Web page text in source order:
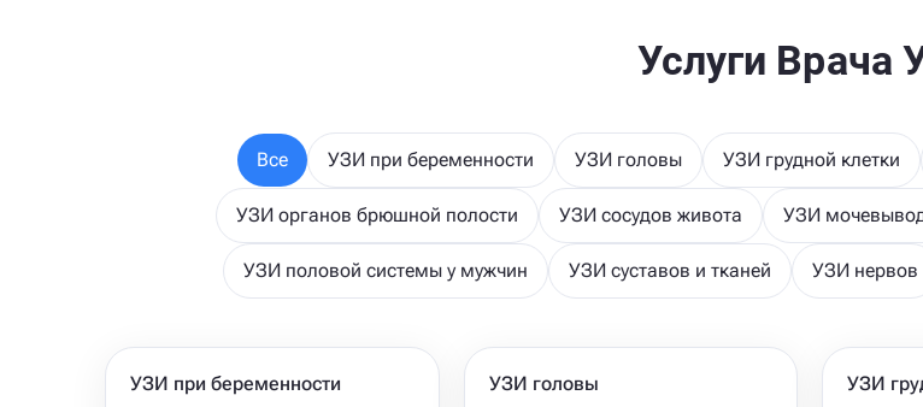
Услуги Врача
Все УЗИ при беременности УЗИ головы УЗИ грудной клетки
УЗИ органов брюшной полости УЗИ сосудов живота УЗИ
УЗИ половой системы у мужчин УЗИ суставов и тканей УЗИ нервов
УЗИ при беременности УЗИ головы УЗИ